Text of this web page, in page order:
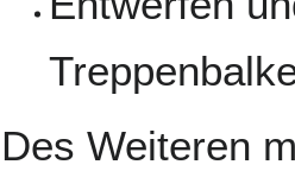
Des Weiteren